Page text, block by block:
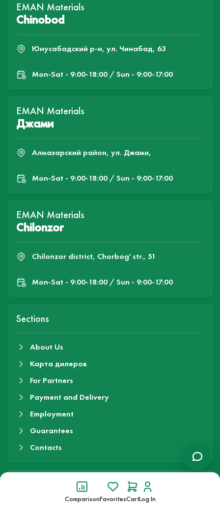
ComparisonFavoritesCartLog In
EMAN Materials
Chinobod
Юнусабадский р-н, ул. Чинабад, 63
Mon-Sat - 9:00-18:00 / Sun - 9:00-17:00
EMAN Materials
Джами
Алмазарский район, ул. Джами,
Mon-Sat - 9:00-18:00 / Sun - 9:00-17:00
EMAN Materials
Chilonzor
Chilonzor district, Chorbog' str., 51
Mon-Sat - 9:00-18:00 / Sun - 9:00-17:00
Sections
About Us
Карта дилеров
For Partners
Payment and Delivery
Employment
Guarantees
Contacts